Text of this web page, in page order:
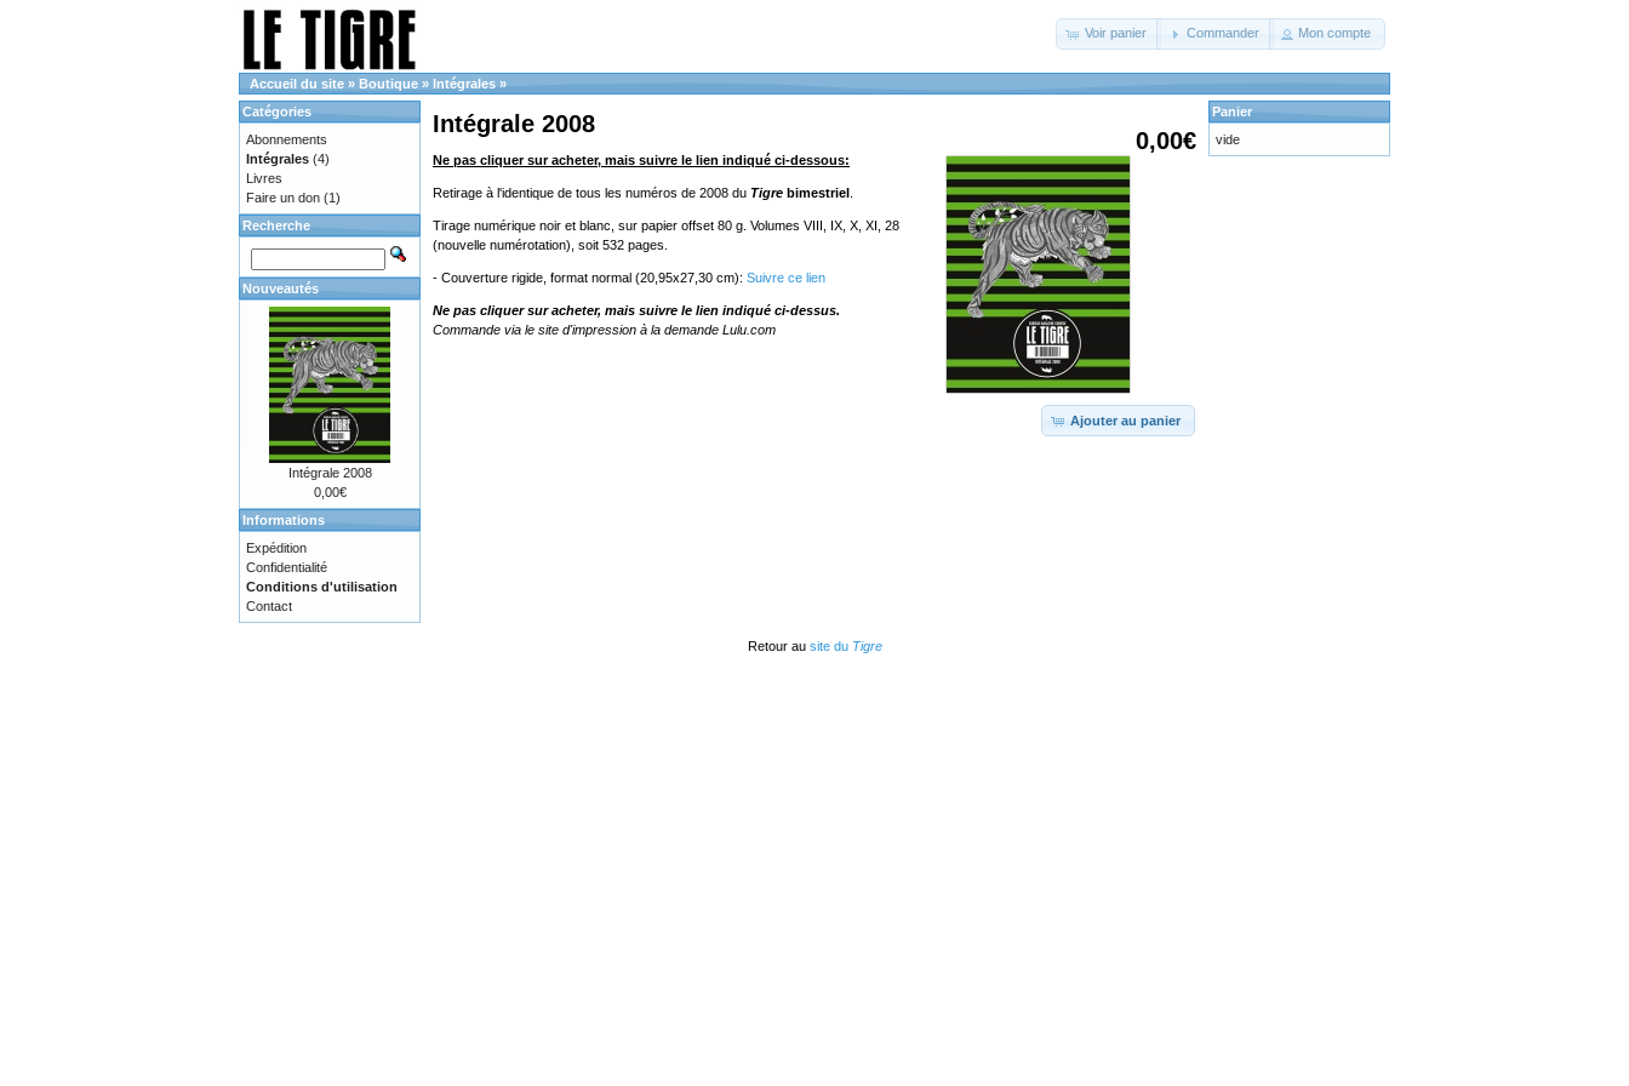
Voir panier Commander Mon compte
Accueil du site » Boutique » Intégrales »
0,00€
Intégrale 2008
Ne pas cliquer sur acheter, mais suivre le lien indiqué ci-dessous:
Retirage à l'identique de tous les numéros de 2008 du Tigre bimestriel
Tirage numérique noir et blanc, sur papier offset 80 g. Volumes VIII, IX, X, XI, 28
(nouvelle numérotation), soit 532 pages.
- Couverture rigide, format normal (20,95x27,30 cm): Suivre ce lien
Ne pas cliquer sur acheter, mais suivre le lien indiqué ci-dessus.
Commande via le site d'impression à la demande Lulu.com
Ajouter au panier
Catégories
Abonnements
Intégrales (4)
Livres
Faire un don (1)
Recherche
Nouveautés
Intégrale 2008
0,00€
Informations
Expédition
Confidentialité
Conditions d'utilisation
Contact
Panier
vide
Retour au site du Tigre